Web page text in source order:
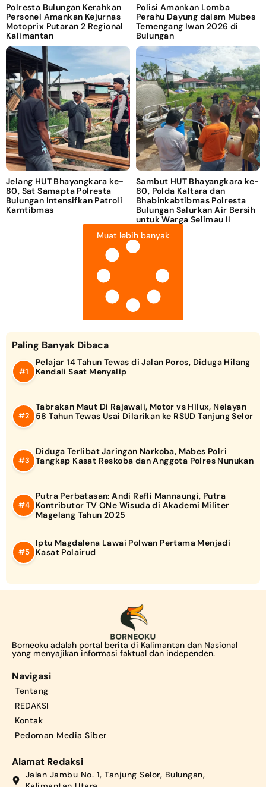
Polresta Bulungan Kerahkan
Personel Amankan Kejurnas
Motoprix Putaran 2 Regional
Kalimantan
Polisi Amankan Lomba
Perahu Dayung dalam Mubes
Temengang Iwan 2026 di
Bulungan
Jelang HUT Bhayangkara ke-
80, Sat Samapta Polresta
Bulungan Intensifkan Patroli
Kamtibmas
Sambut HUT Bhayangkara ke-
80, Polda Kaltara dan
Bhabinkabtibmas Polresta
Bulungan Salurkan Air Bersih
untuk Warga Selimau II
Muat lebih banyak
Paling Banyak Dibaca
Pelajar 14 Tahun Tewas di Jalan Poros, Diduga Hilang
Kendali Saat Menyalip
Tabrakan Maut Di Rajawali, Motor vs Hilux, Nelayan
58 Tahun Tewas Usai Dilarikan ke RSUD Tanjung Selor
Diduga Terlibat Jaringan Narkoba, Mabes Polri
Tangkap Kasat Reskoba dan Anggota Polres Nunukan
Putra Perbatasan: Andi Rafli Mannaungi, Putra
Kontributor TV ONe Wisuda di Akademi Militer
Magelang Tahun 2025
Iptu Magdalena Lawai Polwan Pertama Menjadi
Kasat Polairud
Borneoku adalah portal berita di Kalimantan dan Nasional
yang menyajikan informasi faktual dan independen.
Navigasi
Tentang
REDAKSI
Kontak
Pedoman Media Siber
Alamat Redaksi
Jalan Jambu No. 1, Tanjung Selor, Bulungan,